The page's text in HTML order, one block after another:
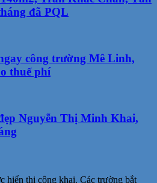
đã PQL
công trường Mê Linh,
thuế phí
Nguyễn Thị Minh Khai,
hiển thị công khai. Các trường bắt